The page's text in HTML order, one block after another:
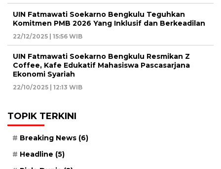
UIN Fatmawati Soekarno Bengkulu Teguhkan
Komitmen PMB 2026 Yang Inklusif dan Berkeadilan
22/12/2025 | 15:56 WIB
UIN Fatmawati Soekarno Bengkulu Resmikan Z
Coffee, Kafe Edukatif Mahasiswa Pascasarjana
Ekonomi Syariah
22/10/2025 | 12:13 WIB
TOPIK TERKINI
Breaking News (6)
Headline (5)